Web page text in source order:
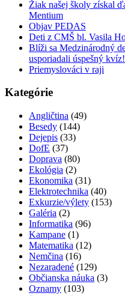
Žiak našej školy získal
Mentium
Objav PEDAS
Deti z CMŠ bl. Vasila
Blíži sa Medzinárodný
usporiadali úspešný kvíz!
Priemyslováci v raji
Kategórie
Angličtina (49)
Besedy (144)
Dejepis (33)
DofE (37)
Doprava (80)
Ekológia (2)
Ekonomika (31)
Elektrotechnika (40)
Exkurzie/výlety (153)
Galéria (2)
Informatika (96)
Kampane (1)
Matematika (12)
Nemčina (16)
Nezaradené (129)
Občianska náuka (3)
Oznamy (103)